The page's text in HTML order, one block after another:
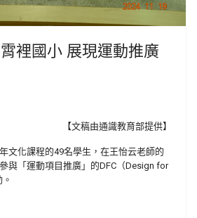
裡國小 展現運動推廣
【文稿由通識教育部提供】
文化課程的49名學生，在王怡云老師的
與「運動項目推廣」的DFC（Design for